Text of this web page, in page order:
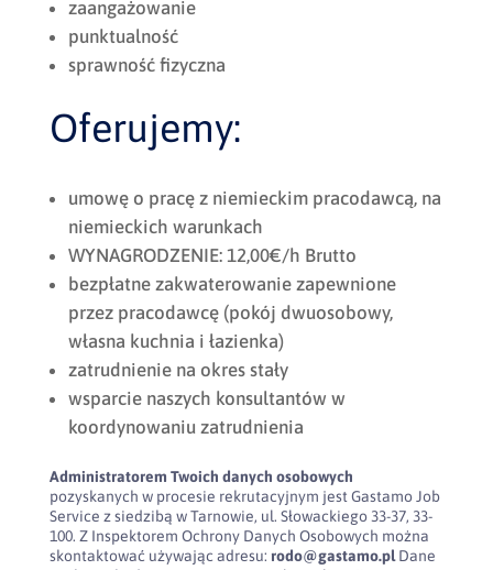
zaangażowanie
punktualność
sprawność fizyczna
Oferujemy:
umowę o pracę z niemieckim pracodawcą, na
niemieckich warunkach
WYNAGRODZENIE: 12,00€/h Brutto
bezpłatne zakwaterowanie zapewnione
przez pracodawcę (pokój dwuosobowy,
własna kuchnia i łazienka)
zatrudnienie na okres stały
wsparcie naszych konsultantów w
koordynowaniu zatrudnienia
Administratorem Twoich danych osobowych
pozyskanych w procesie rekrutacyjnym jest Gastamo Job
Service z siedzibą w Tarnowie, ul. Słowackiego 33-37, 33-
100. Z Inspektorem Ochrony Danych Osobowych można
skontaktować używając adresu: rodo@gastamo.plDane